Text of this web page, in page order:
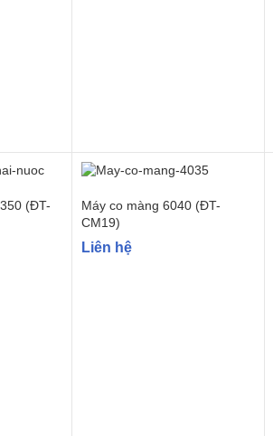
(ĐT-
Máy co màng 6040 (ĐT-
CM19)
Liên hệ